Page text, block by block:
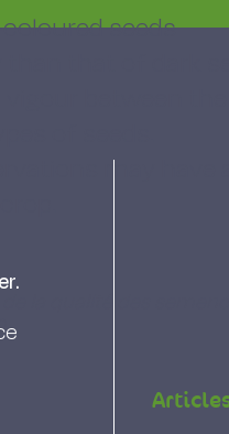
seeds
of seeds.
may have
la qualité des